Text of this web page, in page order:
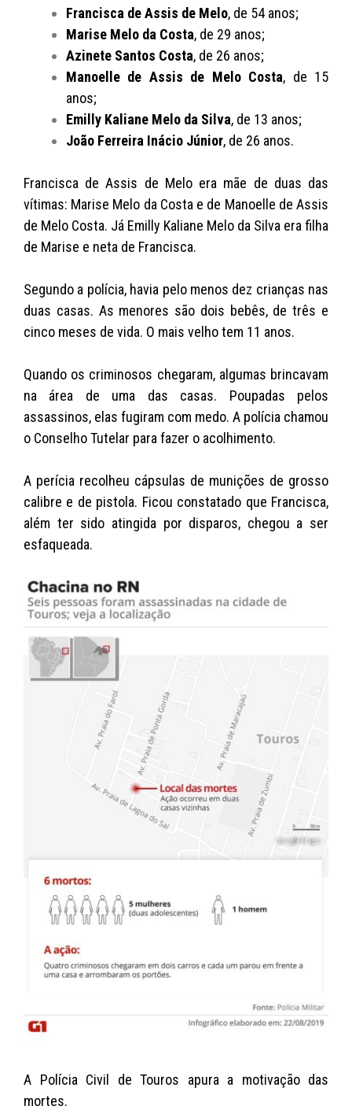
Francisca de Assis de Melo, de 54 anos;
Marise Melo da Costa, de 29 anos;
Azinete Santos Costa, de 26 anos;
Manoelle de Assis de Melo Costa, de 15
anos;
Emilly Kaliane Melo da Silva, de 13 anos;
João Ferreira Inácio Júnior, de 26 anos.
Francisca de Assis de Melo era mãe de duas das
vítimas: Marise Melo da Costa e de Manoelle de Assis
de Melo Costa. Já Emilly Kaliane Melo da Silva era filha
de Marise e neta de Francisca.
Segundo a polícia, havia pelo menos dez crianças nas
duas casas. As menores são dois bebês, de três e
cinco meses de vida. O mais velho tem 11 anos.
Quando os criminosos chegaram, algumas brincavam
na área de uma das casas. Poupadas pelos
assassinos, elas fugiram com medo. A polícia chamou
o Conselho Tutelar para fazer o acolhimento.
A perícia recolheu cápsulas de munições de grosso
calibre e de pistola. Ficou constatado que Francisca,
além ter sido atingida por disparos, chegou a ser
esfaqueada.
A Polícia Civil de Touros apura a motivação das
mortes.